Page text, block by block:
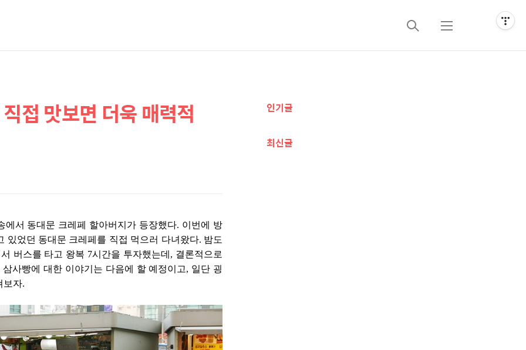
검
메
접 맛보면 더욱 매력적
에서 동대문 크레페 할아버지가 등장했다. 이번에 방
있었던 동대문 크레페를 직접 먹으러 다녀왔다. 밤도
버스를 타고 왕복 7시간을 투자했는데, 결론적으로
사빵에 대한 이야기는 다음에 할 예정이고, 일단 굉
보자.
추
정
인기글
최신글